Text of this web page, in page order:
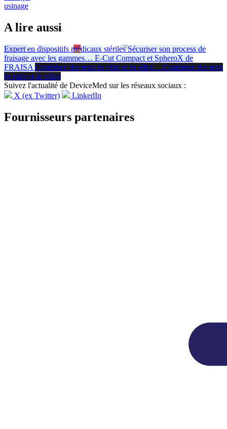
usinage
A lire aussi
Expert en dispositifs médicaux stériles Sécuriser son process de
fraisage avec les gammes… E-Cut Compact et SpheroX de
FRAISA Combiner des tests in vitro et in silico…Combiner des tests
in vitro et in silico
Suivez l'actualité de DeviceMed sur les réseaux sociaux :
X (ex Twitter)
LinkedIn
Fournisseurs partenaires